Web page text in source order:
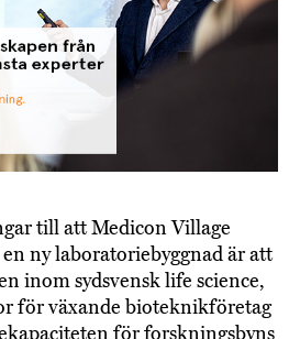
till att Medicon Village
ny laboratoriebyggnad är att
inom sydsvensk life science,
för växande bioteknikföretag
för forskningsbyns